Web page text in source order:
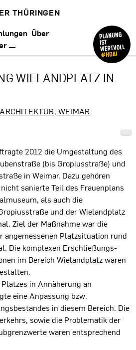
THÜRINGEN
Über
WIELANDPLATZ IN
WEIMAR
2012 die Umgestaltung des
(bis Gropiusstraße) und
in Weimar. Dazu gehören
sanierte Teil des Frauenplans
als auch die
und der Wielandplatz
Ziel der Maßnahme war die
angemessenen Platzsituation rund
Die komplexen Erschließungs-
im Bereich Wielandplatz waren
in Annäherung an
eine Anpassung bzw.
in diesem Bereich. Die
sowie die Problematik der
waren entsprechend